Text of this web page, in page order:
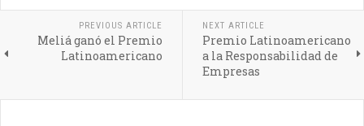
PREVIOUS ARTICLE
Meliá ganó el Premio
Latinoamericano
NEXT ARTICLE
Premio Latinoamericano
a la Responsabilidad de
Empresas